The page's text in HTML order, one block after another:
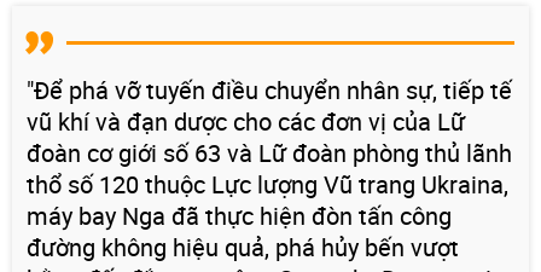
"Để phá vỡ tuyến điều chuyển nhân sự, tiếp tế
vũ khí và đạn dược cho các đơn vị của Lữ
đoàn cơ giới số 63 và Lữ đoàn phòng thủ lãnh
thổ số 120 thuộc Lực lượng Vũ trang Ukraina,
máy bay Nga đã thực hiện đòn tấn công
đường không hiệu quả, phá hủy bến vượt